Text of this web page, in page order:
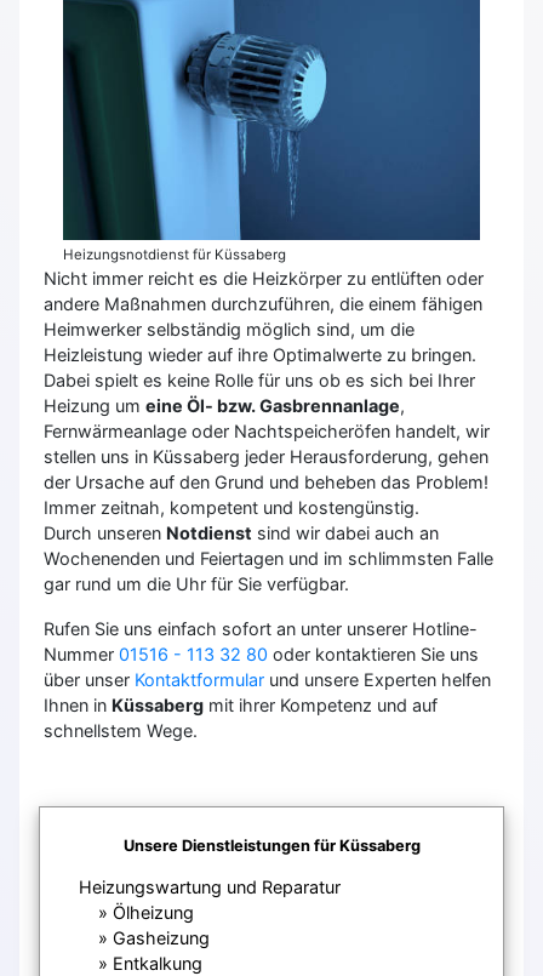
Heizungsnotdienst für Küssaberg
Nicht immer reicht es die Heizkörper zu entlüften oder
andere Maßnahmen durchzuführen, die einem fähigen
Heimwerker selbständig möglich sind, um die
Heizleistung wieder auf ihre Optimalwerte zu bringen.
Dabei spielt es keine Rolle für uns ob es sich bei Ihrer
Heizung um eine Öl- bzw. Gasbrennanlage,
Fernwärmeanlage oder Nachtspeicheröfen handelt, wir
stellen uns in Küssaberg jeder Herausforderung, gehen
der Ursache auf den Grund und beheben das Problem!
Immer zeitnah, kompetent und kostengünstig.
Durch unseren Notdienst sind wir dabei auch an
Wochenenden und Feiertagen und im schlimmsten Falle
gar rund um die Uhr für Sie verfügbar.
Rufen Sie uns einfach sofort an unter unserer Hotline-
Nummer 01516 - 113 32 80 oder kontaktieren Sie uns
über unser Kontaktformular und unsere Experten helfen
Ihnen in Küssaberg mit ihrer Kompetenz und auf
schnellstem Wege.
Unsere Dienstleistungen für Küssaberg
Heizungswartung und Reparatur
Ölheizung
Gasheizung
Entkalkung